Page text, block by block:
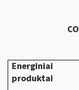
CO
Energiniai
produktai